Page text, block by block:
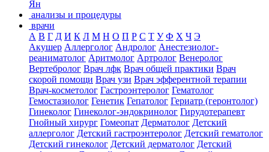
Ян
анализы и процедуры
врачи
А В Г Д И К Л М Н О П Р С Т У Ф Х Ч Э
Акушер Аллерголог Андролог Анестезиолог-
реаниматолог Аритмолог Артролог Венеролог
Вертебролог Врач лфк Врач общей практики Врач
скорой помощи Врач узи Врач эфферентной терапии
Врач-косметолог Гастроэнтеролог Гематолог
Гемостазиолог Генетик Гепатолог Гериатр (геронтолог)
Гинеколог Гинеколог-эндокринолог Гирудотерапевт
Гнойный хирург Гомеопат Дерматолог Детский
аллерголог Детский гастроэнтеролог Детский гематолог
Детский гинеколог Детский дерматолог Детский